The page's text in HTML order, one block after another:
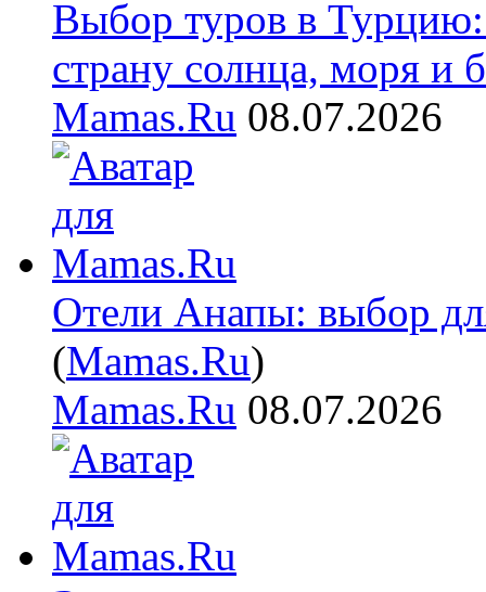
Выбор туров в Турцию:
страну солнца, моря и
Mamas.Ru 08.07.2026
Отели Анапы: выбор
(Mamas.Ru)
Mamas.Ru 08.07.2026